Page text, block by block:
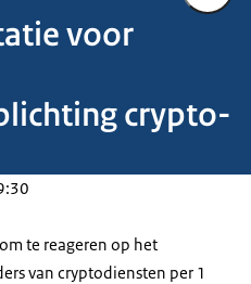
voor
crypto-
te reageren op het
van cryptodiensten per 1